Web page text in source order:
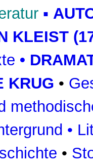
▪
KLEIST
•
KRUG •
•
•